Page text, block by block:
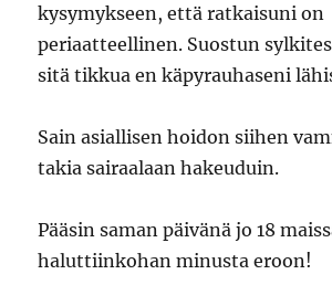
kysymykseen, että ratkaisuni on
periaatteellinen. Suostun
sitä tikkua en käpyrauhaseni
Sain asiallisen hoidon siihen
takia sairaalaan hakeuduin.
Pääsin saman päivänä jo 18
haluttiinkohan minusta eroon!